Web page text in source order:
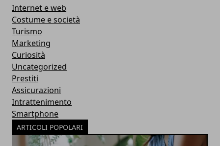
Internet e web
Costume e società
Turismo
Marketing
Curiosità
Uncategorized
Prestiti
Assicurazioni
Intrattenimento
Smartphone
ARTICOLI POPOLARI